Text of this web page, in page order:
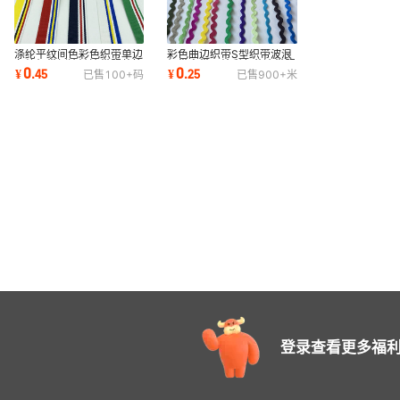
涤纶平纹间色彩色织带单边
条纹织带侧边裤边带服装箱
包鞋帽饰品带
¥0.45 已售 100+码
彩色曲边织带S型织带波浪
织带弯带丙纶彩色花边带服
装饰品箱包带
¥0.25 已售900+米
登录查看更多福